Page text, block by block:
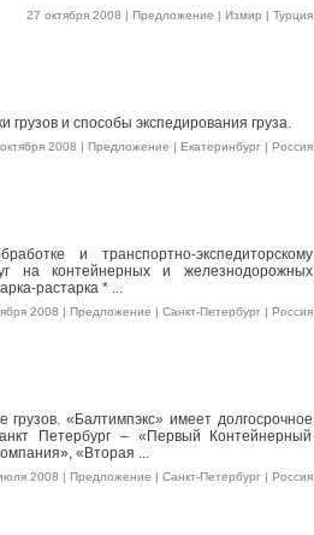
27 октября 2008 | Предложение | Измир | Турция
и способы экспедирования груза.
2008 | Предложение | Екатеринбург | Россия
и транспортно-экспедиторскому
на контейнерных и железнодорожных
растарка * ...
2008 | Предложение | Санкт-Петербург | Россия
грузов. «Балтимпэкс» имеет долгосрочное
Петербург – «Первый Контейнерный
«Вторая ...
2008 | Предложение | Санкт-Петербург | Россия